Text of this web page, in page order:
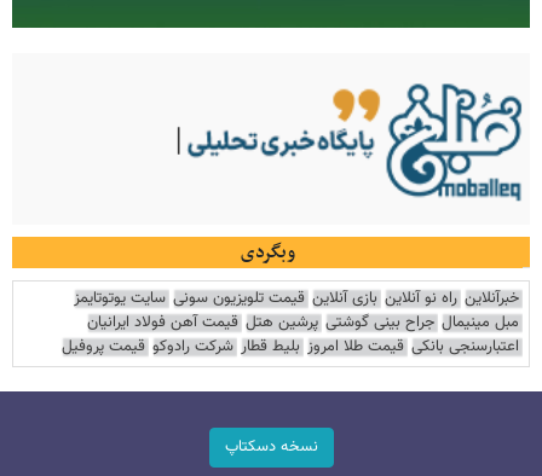
وبگردی
خبرآنلاین راه نو آنلاین بازی آنلاین قیمت تلویزیون سونی سایت یوتوتایمز
مبل مینیمال جراح بینی گوشتی پرشین هتل قیمت آهن فولاد ایرانیان
اعتبارسنجی بانکی قیمت طلا امروز بلیط قطار شرکت رادوکو قیمت پروفیل
نسخه دسکتاپ